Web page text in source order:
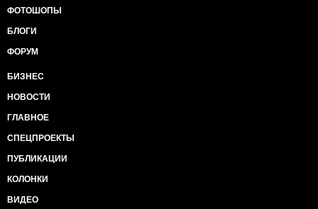
ФОТОШОПЫ
БЛОГИ
ФОРУМ
БИЗНЕС
НОВОСТИ
ГЛАВНОЕ
СПЕЦПРОЕКТЫ
ПУБЛИКАЦИИ
КОЛОНКИ
ВИДЕО